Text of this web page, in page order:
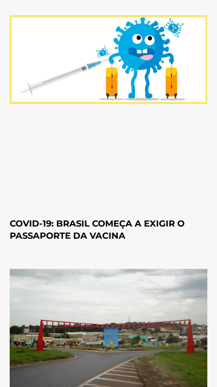
COVID-19: BRASIL COMEÇA A EXIGIR O
PASSAPORTE DA VACINA